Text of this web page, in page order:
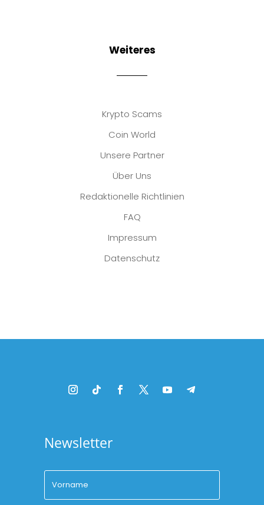
Weiteres
Krypto Scams
Coin World
Unsere Partner
Über Uns
Redaktionelle Richtlinien
FAQ
Impressum
Datenschutz
Newsletter